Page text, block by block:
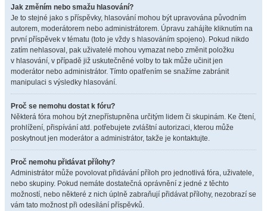
Jak změním nebo smažu hlasování?
Je to stejné jako s příspěvky, hlasování mohou být upravována původním
autorem, moderátorem nebo administrátorem. Úpravu zahájíte kliknutím na
první příspěvek v tématu (toto je vždy s hlasováním spojeno). Pokud nikdo
zatím nehlasoval, pak uživatelé mohou vymazat nebo změnit položku
v hlasování, v případě již uskutečněné volby to tak může učinit jen
moderátor nebo administrátor. Tímto opatřením se snažíme zabránit
manipulaci s výsledky hlasování.
Proč se nemohu dostat k fóru?
Některá fóra mohou být znepřístupněna určitým lidem či skupinám. Ke čtení,
prohlížení, přispívání atd. potřebujete zvláštní autorizaci, kterou může
poskytnout jen moderátor a administrátor, takže je kontaktujte.
Proč nemohu přidávat přílohy?
Administrátor může povolovat přidávání příloh pro jednotlivá fóra, uživatele,
nebo skupiny. Pokud nemáte dostatečná oprávnění z jedné z těchto
možností, nebo některé z nich úplně zabraňují přidávat přílohy, nezobrazí se
vám tato možnost při odesílání příspěvků.